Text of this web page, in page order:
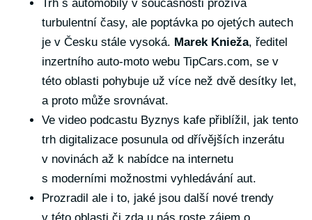
Trh s automobily v současnosti prožívá
turbulentní časy, ale poptávka po ojetých autech
je v Česku stále vysoká. Marek Knieža, ředitel
inzertního auto-moto webu TipCars.com, se v
této oblasti pohybuje už více než dvě desítky let,
a proto může srovnávat.
Ve video podcastu Byznys kafe přiblížil, jak tento
trh digitalizace posunula od dřívějších inzerátu
v novinách až k nabídce na internetu
s moderními možnostmi vyhledávání aut.
Prozradil ale i to, jaké jsou další nové trendy